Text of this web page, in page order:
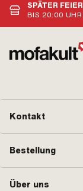
SPÄTER
BIS 20:00 UHR
Kontakt
Bestellung
Über uns